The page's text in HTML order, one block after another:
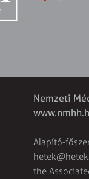
Nemzeti
Alapító-
the